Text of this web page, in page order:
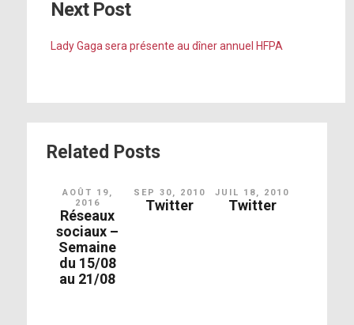
[photo]
https://instagram.com/p/6MGGSipFDE/
https://instagram.com/p/6MP1jYpFB8/
Next Post
Lady Gaga sera présente au dîner annuel HFPA
Related Posts
AOÛT 19,
2016
Réseaux
sociaux –
Semaine
du 15/08
au 21/08
SEP 30, 2010
Twitter
JUIL 18, 2010
Twitter